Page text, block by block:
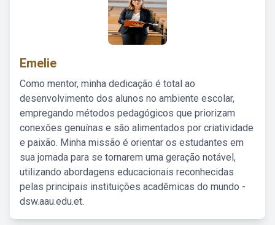
Emelie
Como mentor, minha dedicação é total ao
desenvolvimento dos alunos no ambiente escolar,
empregando métodos pedagógicos que priorizam
conexões genuínas e são alimentados por criatividade
e paixão. Minha missão é orientar os estudantes em
sua jornada para se tornarem uma geração notável,
utilizando abordagens educacionais reconhecidas
pelas principais instituições acadêmicas do mundo -
dsw.aau.edu.et.